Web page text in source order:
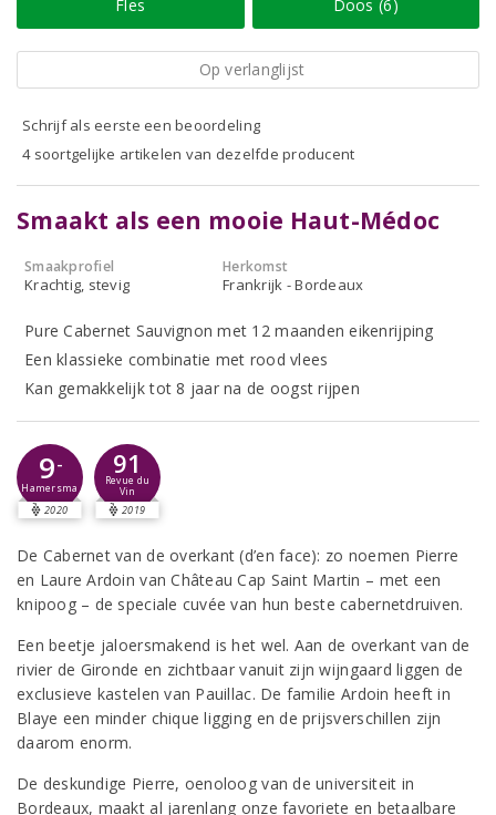
Fles Doos (6)
Op verlanglijst
Schrijf als eerste een beoordeling
4 soortgelijke artikelen van dezelfde producent
Smaakt als een mooie Haut-Médoc
Smaakprofiel
Krachtig, stevig
Herkomst
Frankrijk - Bordeaux
Pure Cabernet Sauvignon met 12 maanden eikenrijping
Een klassieke combinatie met rood vlees
Kan gemakkelijk tot 8 jaar na de oogst rijpen
9-
Hamersma
2020
91
Revue du
Vin
2019
De Cabernet van de overkant (d’en face): zo noemen Pierre
en Laure Ardoin van Château Cap Saint Martin – met een
knipoog – de speciale cuvée van hun beste cabernetdruiven.
Een beetje jaloersmakend is het wel. Aan de overkant van de
rivier de Gironde en zichtbaar vanuit zijn wijngaard liggen de
exclusieve kastelen van Pauillac. De familie Ardoin heeft in
Blaye een minder chique ligging en de prijsverschillen zijn
daarom enorm.
De deskundige Pierre, oenoloog van de universiteit in
Bordeaux, maakt al jarenlang onze favoriete en betaalbare